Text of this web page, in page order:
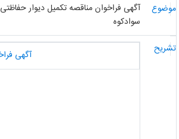
آگهی فراخوان مناقصه تکمیل دیوار حفاظتی
سوادکوه
آگهی